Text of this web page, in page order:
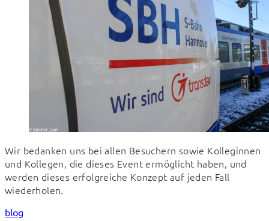
Wir bedanken uns bei allen Besuchern sowie Kolleginnen
und Kollegen, die dieses Event ermöglicht haben, und
werden dieses erfolgreiche Konzept auf jeden Fall
wiederholen.
blog